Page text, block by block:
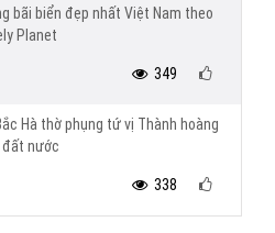
bãi biển đẹp nhất Việt Nam theo
Planet
349
Hà thờ phụng tứ vị Thành hoàng
đất nước
338